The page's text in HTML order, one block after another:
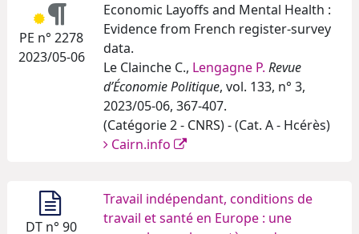
PE n° 2278
2023/05-06
Economic Layoffs and Mental Health :
Evidence from French register-survey
data.
Le Clainche C., Lengagne P. Revue
d’Économie Politique, vol. 133, n° 3,
2023/05-06, 367-407.
(Catégorie 2 - CNRS) - (Cat. A - Hcérès)
Cairn.info
DT n° 90
Travail indépendant, conditions de
travail et santé en Europe : une